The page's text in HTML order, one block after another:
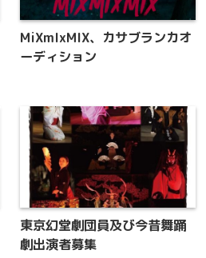
MiXmIxMIX、カサブランカオ
ーディション
東京幻堂劇団員及び今昔舞踊
劇出演者募集